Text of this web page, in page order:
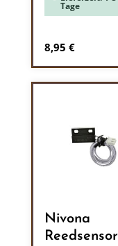
Tage
Regulärer Preis:
8,95 €
Nivona
Reedsensor